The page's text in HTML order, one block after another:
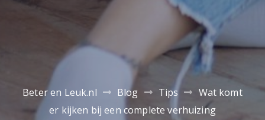
Beter en Leuk.nl Blog Tips
Wat komt
er kijken bij een complete verhuizing